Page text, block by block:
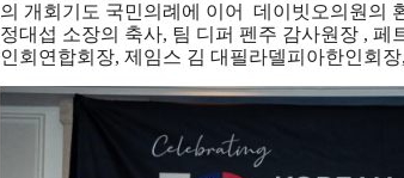
의 개회기도 국민의례에 이어  데이빗오의원의
정대섭 소장의 축사, 팀 디퍼 펜주 감사원장 ,
인회연합회장, 제임스 김 대필라델피아한인회